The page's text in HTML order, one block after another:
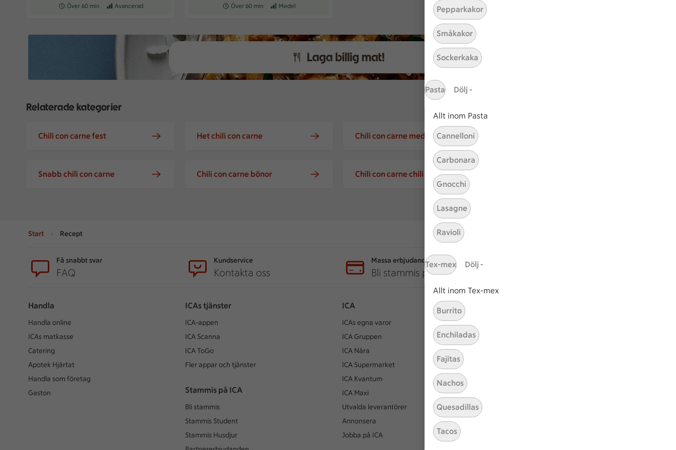
Pepparkakor
Småkakor
Sockerkaka
Pasta Dölj -
Allt inom Pasta
Cannelloni
Carbonara
Gnocchi
Lasagne
Ravioli
Tex-mex Dölj -
Allt inom Tex-mex
Burrito
Enchiladas
Fajitas
Nachos
Quesadillas
Tacos
Receptet tar Över 60 min att tillaga
Över 60 min Receptet har Avancerad svårighetsgrad
Avancerad Receptet tar Över 60 min att tillaga
Över 60 min Receptet har Medel svårighetsgrad
Medel
Relaterade kategorier
Chili con carne fest Het chili con carne Chili con carne med majs
Snabb chili con carne Chili con carne bönor Chili con carne chili
Start Recept
Få snabbt svar
FAQ
Kundservice
Kontakta oss
Massa erbjudanden
Bli stammis på ICA
Handla
Handla online
ICAs matkasse
Catering
Apotek Hjärtat
Handla som företag
Gaston
ICAs tjänster
ICA-appen
ICA Scanna
ICA ToGo
Fler appar och tjänster
Stammis på ICA
Bli stammis
Stammis Student
Stammis Husdjur
ICA
ICAs egna varor
ICA Gruppen
ICA Nära
ICA Supermarket
ICA Kvantum
ICA Maxi
Utvalda leverantörer
Annonsera
Jobba på ICA